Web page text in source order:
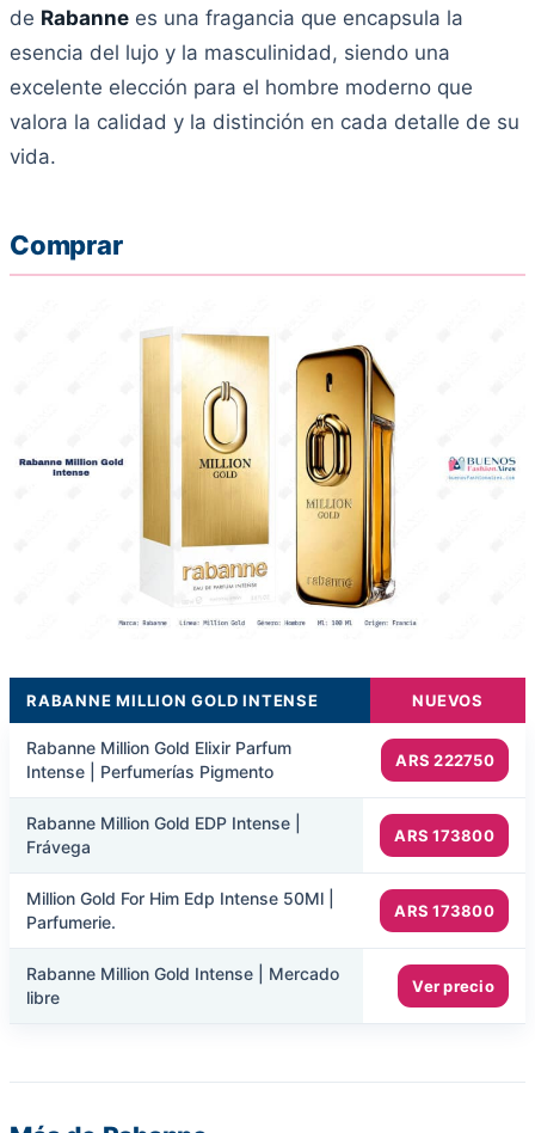
de Rabanne es una fragancia que encapsula la
esencia del lujo y la masculinidad, siendo una
excelente elección para el hombre moderno que
valora la calidad y la distinción en cada detalle de su
vida.
Comprar
RABANNE MILLION GOLD INTENSE NUEVOS
Rabanne Million Gold Elixir Parfum
Intense | Perfumerías Pigmento
ARS 222750
Rabanne Million Gold EDP Intense |
Frávega
ARS 173800
Million Gold For Him Edp Intense 50Ml |
Parfumerie.
ARS 173800
Rabanne Million Gold Intense | Mercado
libre
Ver precio